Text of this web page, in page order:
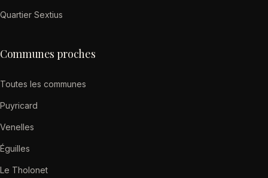
Quartier Sextius
Communes proches
Toutes les communes
Puyricard
Venelles
Éguilles
Le Tholonet